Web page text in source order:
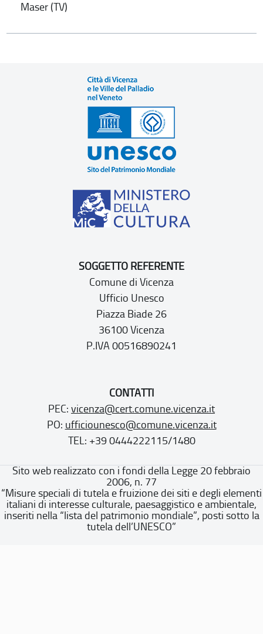
Maser (TV)
SOGGETTO REFERENTE
Comune di Vicenza
Ufficio Unesco
Piazza Biade 26
36100 Vicenza
P.IVA 00516890241
CONTATTI
PEC: vicenza@cert.comune.vicenza.it
PO: ufficiounesco@comune.vicenza.it
TEL: +39 0444222115/1480
Sito web realizzato con i fondi della Legge 20 febbraio
2006, n. 77
“Misure speciali di tutela e fruizione dei siti e degli elementi
italiani di interesse culturale, paesaggistico e ambientale,
inseriti nella “lista del patrimonio mondiale”, posti sotto la
tutela dell’UNESCO”